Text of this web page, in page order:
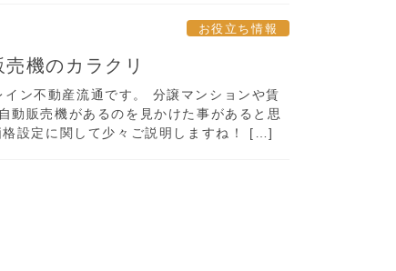
お役立ち情報
機のカラクリ
ン不動産流通です。 分譲マンションや賃
動販売機があるのを見かけた事があると思
設定に関して少々ご説明しますね！ […]